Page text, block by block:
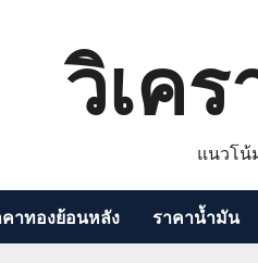
วิเค
แนวโน้
าทองย้อนหลัง ราคาน้ำมัน